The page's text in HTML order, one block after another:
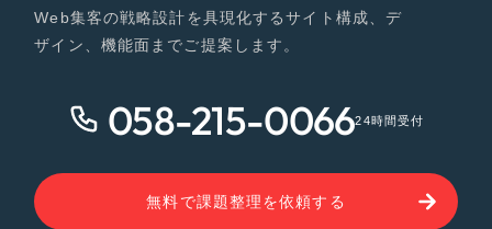
Web集客の戦略設計を具現化するサイト構成、デ
ザイン、機能面までご提案します。
058-215-006624時間受付
無料で課題整理を依頼する